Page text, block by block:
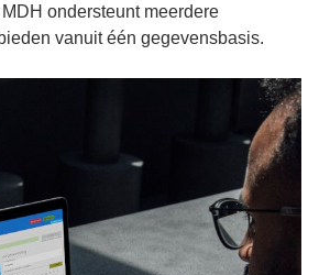
ondersteunt meerdere
vanuit één gegevensbasis.